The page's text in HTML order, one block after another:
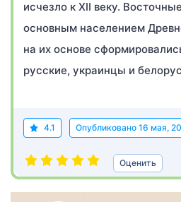
исчезло к XII веку.
основным населением
на их основе
русские, украинцы и
4.1 Опубликовано 16 мая,
Оценить